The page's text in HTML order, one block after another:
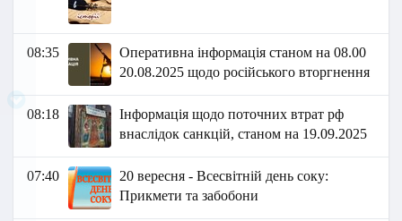
08:35
Оперативна інформація станом на 08.00
20.08.2025 щодо російського вторгнення
08:18
Інформація щодо поточних втрат рф
внаслідок санкцій, станом на 19.09.2025
07:40
20 вересня - Всесвітній день соку:
Прикмети та забобони